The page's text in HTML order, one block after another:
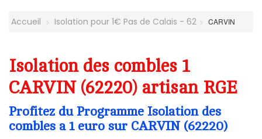
Accueil Isolation pour 1€ Pas de Calais - 62 CARVIN
Isolation des combles 1
CARVIN (62220) artisan RGE
Profitez du Programme Isolation des
combles a 1 euro sur CARVIN (62220)